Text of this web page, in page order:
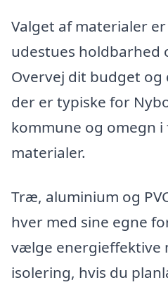
Valget af materialer
udestues holdbarhed
Overvej dit budget
der er typiske for
kommune og omegn
materialer.
Træ, aluminium og
hver med sine egne
vælge energieffektive
isolering, hvis du